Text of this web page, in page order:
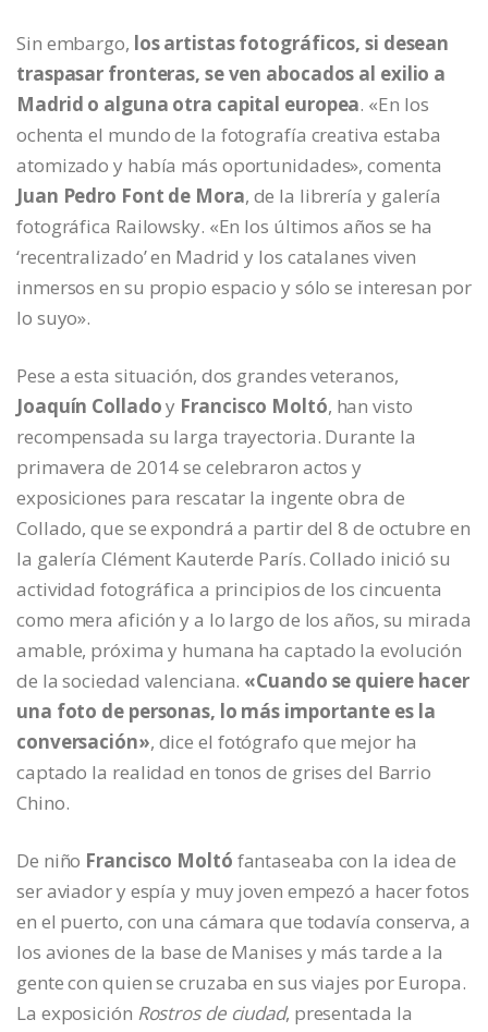
Sin embargo, los artistas fotográficos, si desean
traspasar fronteras, se ven abocados al exilio a
Madrid o alguna otra capital europea. «En los
ochenta el mundo de la fotografía creativa estaba
atomizado y había más oportunidades», comenta
Juan Pedro Font de Mora, de la librería y galería
fotográfica Railowsky. «En los últimos años se ha
‘recentralizado’ en Madrid y los catalanes viven
inmersos en su propio espacio y sólo se interesan por
lo suyo».
Pese a esta situación, dos grandes veteranos,
Joaquín Colladoy Francisco Moltó, han visto
recompensada su larga trayectoria. Durante la
primavera de 2014 se celebraron actos y
exposiciones para rescatar la ingente obra de
Collado, que se expondrá a partir del 8 de octubre en
la galería Clément Kauterde París. Collado inició su
actividad fotográfica a principios de los cincuenta
como mera afición y a lo largo de los años, su mirada
amable, próxima y humana ha captado la evolución
de la sociedad valenciana. «Cuando se quiere hacer
una foto de personas, lo más importante es la
conversación», dice el fotógrafo que mejor ha
captado la realidad en tonos de grises del Barrio
Chino.
De niño Francisco Moltó fantaseaba con la idea de
ser aviador y espía y muy joven empezó a hacer fotos
en el puerto, con una cámara que todavía conserva, a
los aviones de la base de Manises y más tarde a la
gente con quien se cruzaba en sus viajes por Europa.
La exposición Rostros de ciudad, presentada la